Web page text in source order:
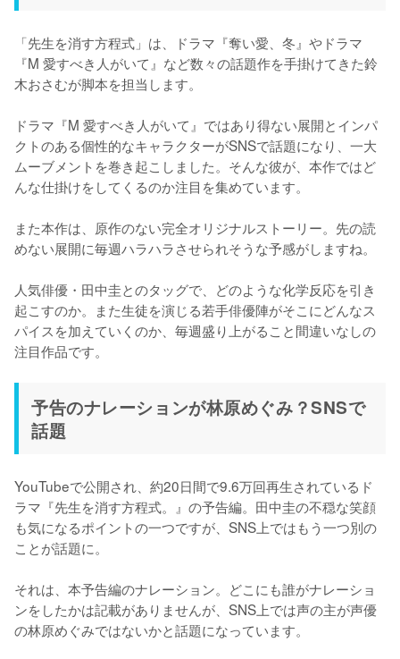
「先生を消す方程式」は、ドラマ『奪い愛、冬』やドラマ
『M 愛すべき人がいて』など数々の話題作を手掛けてきた鈴
木おさむが脚本を担当します。
ドラマ『M 愛すべき人がいて』ではあり得ない展開とインパ
クトのある個性的なキャラクターがSNSで話題になり、一大
ムーブメントを巻き起こしました。そんな彼が、本作ではど
んな仕掛けをしてくるのか注目を集めています。
また本作は、原作のない完全オリジナルストーリー。先の読
めない展開に毎週ハラハラさせられそうな予感がしますね。
人気俳優・田中圭とのタッグで、どのような化学反応を引き
起こすのか。また生徒を演じる若手俳優陣がそこにどんなス
パイスを加えていくのか、毎週盛り上がること間違いなしの
注目作品です。
予告のナレーションが林原めぐみ？SNSで
話題
YouTubeで公開され、約20日間で9.6万回再生されているド
ラマ『先生を消す方程式。』の予告編。田中圭の不穏な笑顔
も気になるポイントの一つですが、SNS上ではもう一つ別の
ことが話題に。
それは、本予告編のナレーション。どこにも誰がナレーショ
ンをしたかは記載がありませんが、SNS上では声の主が声優
の林原めぐみではないかと話題になっています。